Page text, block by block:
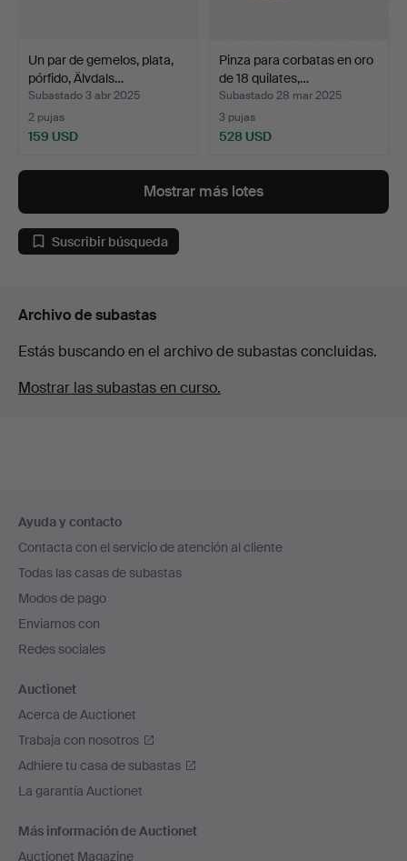
Un par de gemelos, plata,
pórfido, Älvdals…
Subastado 3 abr 2025
2 pujas
159 USD
Pinza para corbatas en oro
de 18 quilates,…
Subastado 28 mar 2025
3 pujas
528 USD
Mostrar más lotes
Suscribir búsqueda
Archivo de subastas
Estás buscando en el archivo de subastas concluidas.
Mostrar las subastas en curso.
en
el
pie
de
página
Ayuda y contacto
Contacta con el servicio de atención al cliente
Todas las casas de subastas
Modos de pago
Enviamos con
Redes sociales
Auctionet
Acerca de Auctionet
Trabaja con nosotros
Adhiere tu casa de subastas
La garantía Auctionet
Más información de Auctionet
Auctionet Magazine